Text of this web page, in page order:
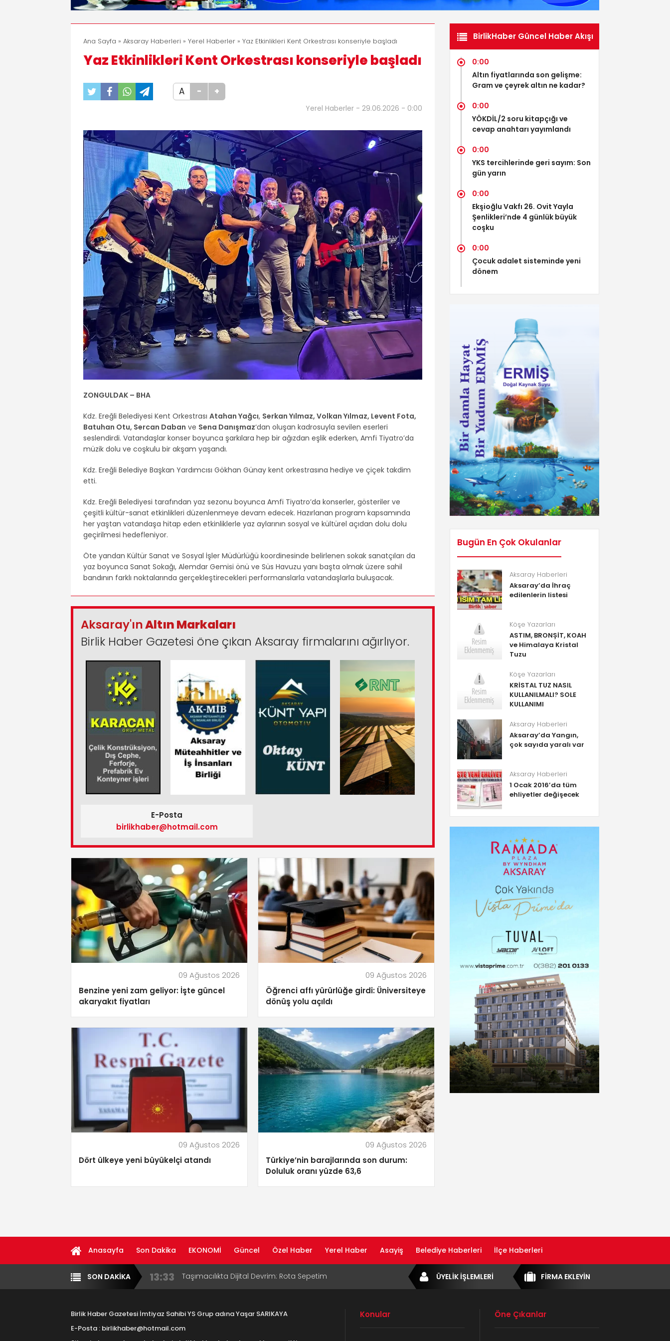
Ana Sayfa » Aksaray Haberleri » Yerel Haberler » Yaz Etkinlikleri Kent Orkestrası konseriyle başladı
Yaz Etkinlikleri Kent Orkestrası konseriyle başladı
A - +
Yerel Haberler - 29.06.2026 - 0:00
ZONGULDAK – BHA
Kdz. Ereğli Belediyesi Kent Orkestrası Atahan Yağcı, Serkan Yılmaz, Volkan Yılmaz, Levent Fota,
Batuhan Otu, Sercan Daban ve Sena Danışmaz‘dan oluşan kadrosuyla sevilen eserleri
seslendirdi. Vatandaşlar konser boyunca şarkılara hep bir ağızdan eşlik ederken, Amfi Tiyatro’da
müzik dolu ve coşkulu bir akşam yaşandı.
Kdz. Ereğli Belediye Başkan Yardımcısı Gökhan Günay kent orkestrasına hediye ve çiçek takdim
etti.
Kdz. Ereğli Belediyesi tarafından yaz sezonu boyunca Amfi Tiyatro’da konserler, gösteriler ve
çeşitli kültür-sanat etkinlikleri düzenlenmeye devam edecek. Hazırlanan program kapsamında
her yaştan vatandaşa hitap eden etkinliklerle yaz aylarının sosyal ve kültürel açıdan dolu dolu
geçirilmesi hedefleniyor.
Öte yandan Kültür Sanat ve Sosyal İşler Müdürlüğü koordinesinde belirlenen sokak sanatçıları da
yaz boyunca Sanat Sokağı, Alemdar Gemisi önü ve Süs Havuzu yanı başta olmak üzere sahil
bandının farklı noktalarında gerçekleştirecekleri performanslarla vatandaşlarla buluşacak.
Aksaray'ınAltın Markaları
Birlik Haber Gazetesi öne çıkan Aksaray firmalarını ağırlıyor.
E-Posta
birlikhaber@hotmail.com
09 Ağustos 2026
Benzine yeni zam geliyor: İşte güncel
akaryakıt fiyatları
09 Ağustos 2026
Öğrenci affı yürürlüğe girdi: Üniversiteye
dönüş yolu açıldı
09 Ağustos 2026
Dört ülkeye yeni büyükelçi atandı
09 Ağustos 2026
Türkiye’nin barajlarında son durum:
Doluluk oranı yüzde 63,6
BirlikHaber Güncel Haber Akışı
0:00
Altın fiyatlarında son gelişme:
Gram ve çeyrek altın ne kadar?
0:00
YÖKDİL/2 soru kitapçığı ve
cevap anahtarı yayımlandı
0:00
YKS tercihlerinde geri sayım: Son
gün yarın
0:00
Ekşioğlu Vakfı 26. Ovit Yayla
Şenlikleri’nde 4 günlük büyük
coşku
0:00
Çocuk adalet sisteminde yeni
dönem
Bugün En Çok Okulanlar
Aksaray Haberleri
Aksaray’da İhraç
edilenlerin listesi
Köşe Yazarları
ASTIM, BRONŞİT, KOAH
ve Himalaya Kristal
Tuzu
Köşe Yazarları
KRİSTAL TUZ NASIL
KULLANILMALI? SOLE
KULLANIMI
Aksaray Haberleri
Aksaray’da Yangın,
çok sayıda yaralı var
Aksaray Haberleri
1 Ocak 2016’da tüm
ehliyetler değişecek
Anasayfa Son Dakika EKONOMİ Güncel Özel Haber Yerel Haber Asayiş Belediye Haberleri İlçe Haberleri
Yazarlar Diğer
SON DAKİKA 13:33 Taşımacılıkta Dijital Devrim: Rota Sepetim
Çocuklara Bıraktı
16:00 Aksaray Esnaf Rehberi ile Google ve Yapay Zeka
FİRMA EKLEYİN
ÜYELİK İŞLEMLERİ
Birlik Haber Gazetesi İmtiyaz Sahibi YS Grup adına Yaşar SARIKAYA
E-Posta : birlikhaber@hotmail.com
Konular Öne Çıkanlar